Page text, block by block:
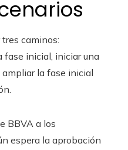
caminos:
fase inicial, iniciar una
la fase inicial
BBVA a los
espera la aprobación